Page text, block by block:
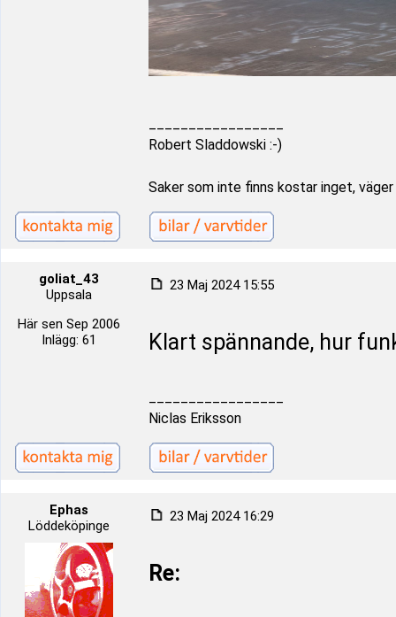
Robert Sladdowski :-)
Saker som inte finns kostar inget,
goliat_43
Uppsala
Här sen Sep 2006
Inlägg: 61
23 Maj 2024 15:55
Klart spännande, hur
Niclas Eriksson
Ephas
Löddeköpinge
23 Maj 2024 16:29
Re: